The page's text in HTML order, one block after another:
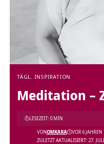
TÄGL. INSPIRATION
Meditation –
ZULETZT AKTUALISIERT: 27.
VONOMKARA VOR 6 JAHREN
LESEZEIT: 0 MIN